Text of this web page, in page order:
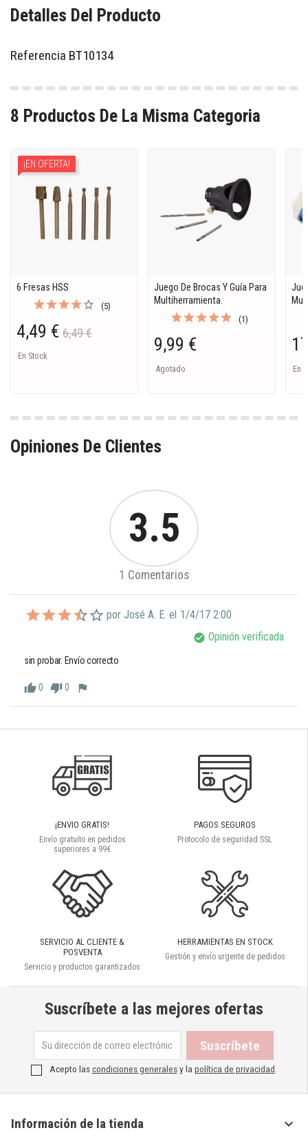
Detalles Del Producto
Referencia BT10134
8 Productos De La Misma Categoria
6 Fresas HSS
(5)
4,49 € 6,49 €
En Stock
¡EN OFERTA!
Juego De Brocas Y Guía Para
Multiherramienta.
(1)
9,99 €
Agotado En
Opiniones De Clientes
3.5
1 Comentarios
por José A. E. el 1/4/17 2:00
check_circle Opinión verificada
sin probar. Envío correcto
thumb_up0 thumb_down0 flag
¡ENVIO GRATIS!
Envío gratuíto en pedidos
superiores a 99€
PAGOS SEGUROS
Protocolo de seguridad SSL
SERVICIO AL CLIENTE &
POSVENTA
Servicio y productos garantizados
HERRAMIENTAS EN STOCK
Gestión y envío urgente de pedidos
Suscríbete a las mejores ofertas
Acepto lascondiciones generalesy la política de privacidad
Información de la tienda 